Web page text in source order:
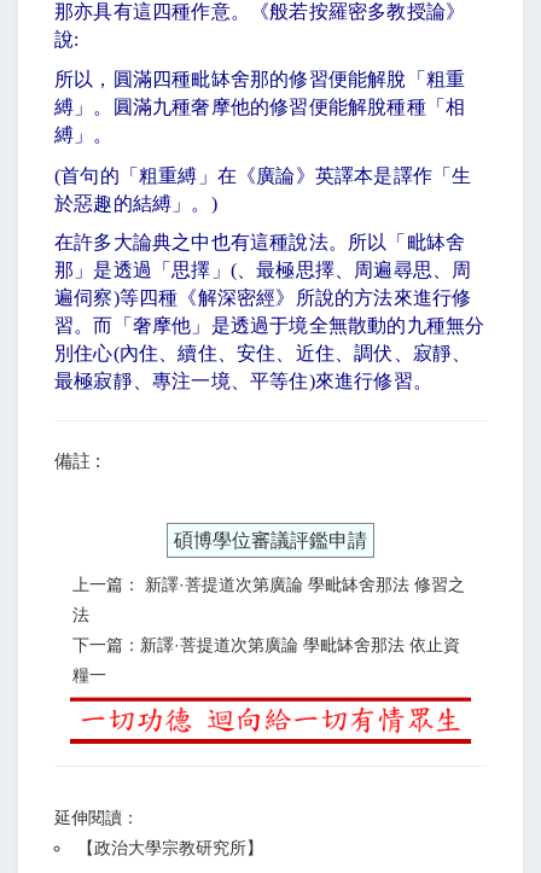
那亦具有這四種作意。《般若按羅密多教授論》
說:
所以，圓滿四種毗缽舍那的修習便能解脫「粗重
縛」。圓滿九種奢摩他的修習便能解脫種種「相
縛」。
(首句的「粗重縛」在《廣論》英譯本是譯作「生
於惡趣的結縛」。 )
在許多大論典之中也有這種說法。所以「毗缽舍
那」是透過「思擇」 ( 、最極思擇、周遍尋思、周
遍伺察)等四種《解深密經》所說的方法來進行修
習。而「奢摩他」是透過于境全無散動的九種無分
別住心(內住、續住、安住、近住、調伏、寂靜、
最極寂靜、專注一境、平等住)來進行修習。
備註 :
碩博學位審議評鑑申請
上一篇： 新譯·菩提道次第廣論 學毗缽舍那法 修習之
法
下一篇：新譯·菩提道次第廣論 學毗缽舍那法 依止資
糧一
延伸閱讀：
【政治大學宗教研究所】